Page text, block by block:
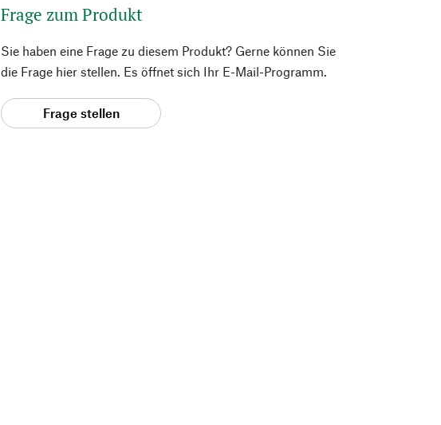
Frage zum Produkt
Sie haben eine Frage zu diesem Produkt? Gerne können Sie
die Frage hier stellen. Es öffnet sich Ihr E-Mail-Programm.
Frage stellen